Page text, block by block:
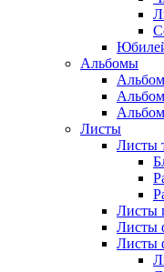
Альбомы
Листы
Листы
Листы
Листы
Листы